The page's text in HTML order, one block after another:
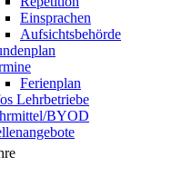
Einsprachen
Aufsichtsbehörde
Ferienplan
Lehrbetriebe
BYOD